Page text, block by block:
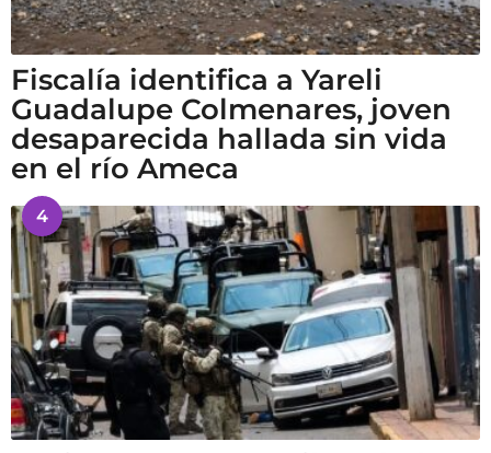
Fiscalía identifica a Yareli
Guadalupe Colmenares, joven
desaparecida hallada sin vida
en el río Ameca
4